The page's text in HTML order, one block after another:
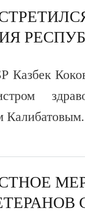
Казбек
Калибатовым.